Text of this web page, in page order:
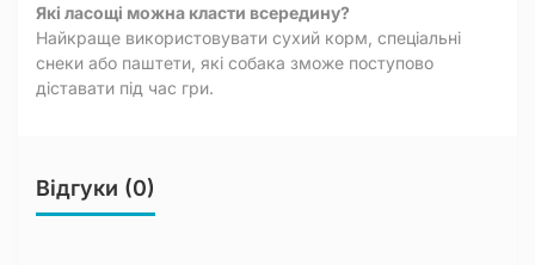
Які ласощі можна класти всередину?
Найкраще використовувати сухий корм, спеціальні
снеки або паштети, які собака зможе поступово
діставати під час гри.
Відгуки (0)